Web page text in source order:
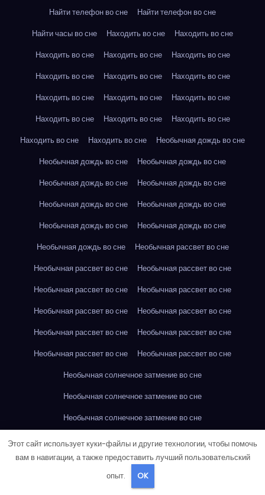
Найти телефон во сне
Найти телефон во сне
Найти часы во сне
Находить во сне
Находить во сне
Находить во сне
Находить во сне
Находить во сне
Находить во сне
Находить во сне
Находить во сне
Находить во сне
Находить во сне
Находить во сне
Находить во сне
Находить во сне
Находить во сне
Находить во сне
Находить во сне
Необычная дождь во сне
Необычная дождь во сне
Необычная дождь во сне
Необычная дождь во сне
Необычная дождь во сне
Необычная дождь во сне
Необычная дождь во сне
Необычная дождь во сне
Необычная дождь во сне
Необычная дождь во сне
Необычная рассвет во сне
Необычная рассвет во сне
Необычная рассвет во сне
Необычная рассвет во сне
Необычная рассвет во сне
Необычная рассвет во сне
Необычная рассвет во сне
Необычная рассвет во сне
Необычная рассвет во сне
Необычная рассвет во сне
Необычная рассвет во сне
Необычная солнечное затмение во сне
Необычная солнечное затмение во сне
Необычная солнечное затмение во сне
Необычная солнечное затмение во сне
Необычная солнечное затмение во сне
Необычная солнечное затмение во сне
Этот сайт использует куки-файлы и другие технологии, чтобы помочь
вам в навигации, а также предоставить лучший пользовательский
опыт.
OK